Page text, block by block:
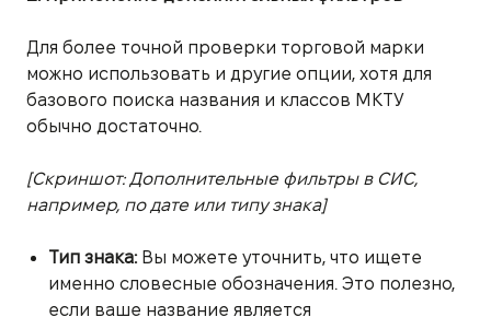
Для более точной проверки торговой марки
можно использовать и другие опции, хотя для
базового поиска названия и классов МКТУ
обычно достаточно.
[Скриншот: Дополнительные фильтры в СИС,
например, по дате или типу знака]
Тип знака:Вы можете уточнить, что ищете
именно словесные обозначения. Это полезно,
если ваше название является